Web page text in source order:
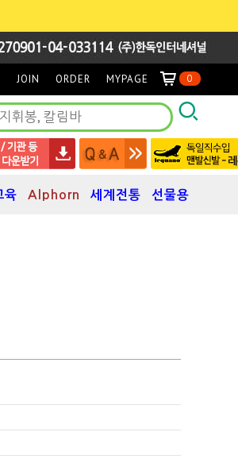
JOIN ORDER MYPAGE 0
육 Alphorn 세계전통 선물용